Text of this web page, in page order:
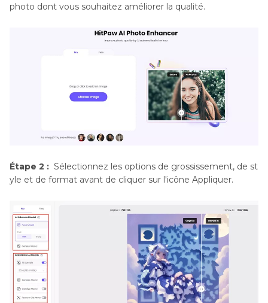
photo dont vous souhaitez améliorer la qualité.
Étape 2 : Sélectionnez les options de grossissement, de st
yle et de format avant de cliquer sur l'icône Appliquer.